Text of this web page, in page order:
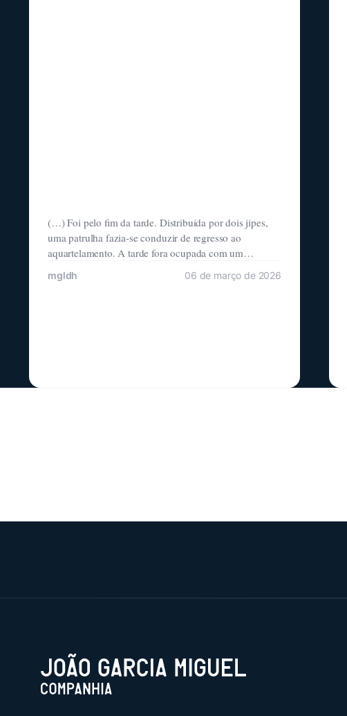
(…) Foi pelo fim da tarde. Distribuída por dois jipes,
uma patrulha fazia-se conduzir de regresso ao
aquartelamento. A tarde fora ocupada com um
reconhecimento do terreno. Aparentemente, os
relatórios não mentiam e o inimigo batera em retirada.
mgldh 06 de março de 2026